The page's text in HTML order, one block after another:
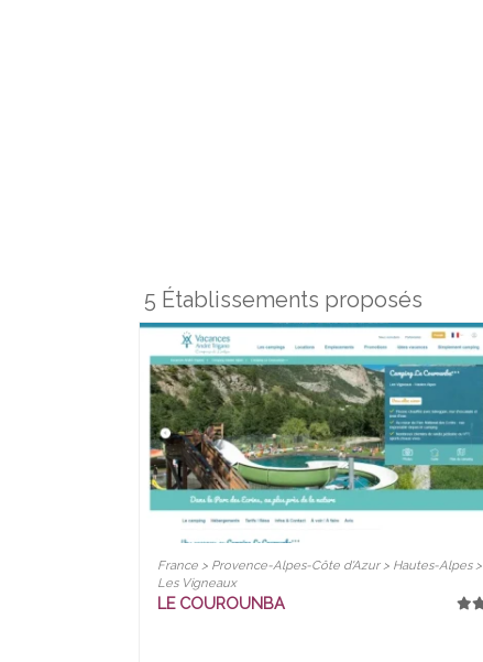
5 Établissements proposés
France > Provence-Alpes-Côte d'Azur > Hautes-Alpes >
Les Vigneaux
LE COUROUNBA